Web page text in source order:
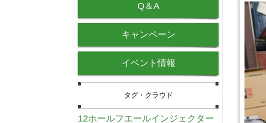
Q＆A
キャンペーン
イベント情報
タグ・クラウド
12ホールフエールインジェクター